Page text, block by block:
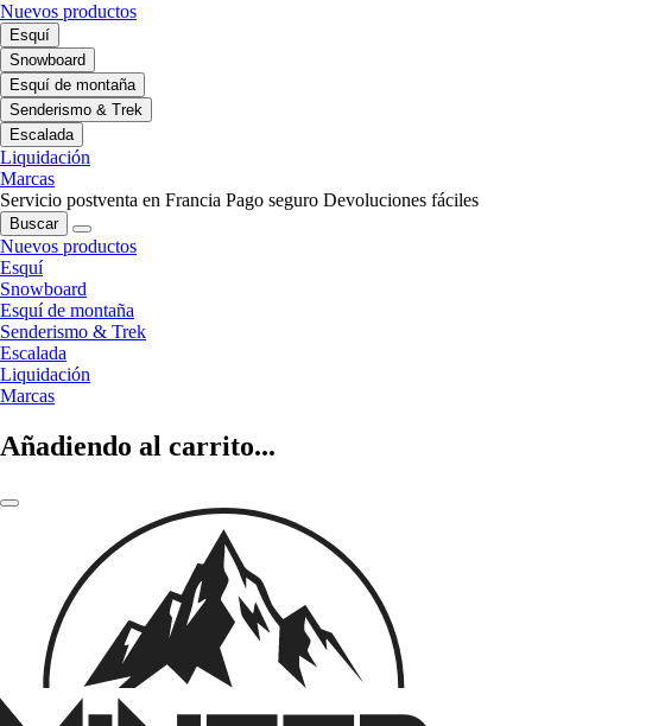
Nuevos productos
Esquí
Snowboard
Esquí de montaña
Senderismo & Trek
Escalada
Liquidación
Marcas
Servicio postventa en Francia Pago seguro Devoluciones fáciles
Buscar
Nuevos productos
Esquí
Snowboard
Esquí de montaña
Senderismo & Trek
Escalada
Liquidación
Marcas
Añadiendo al carrito...